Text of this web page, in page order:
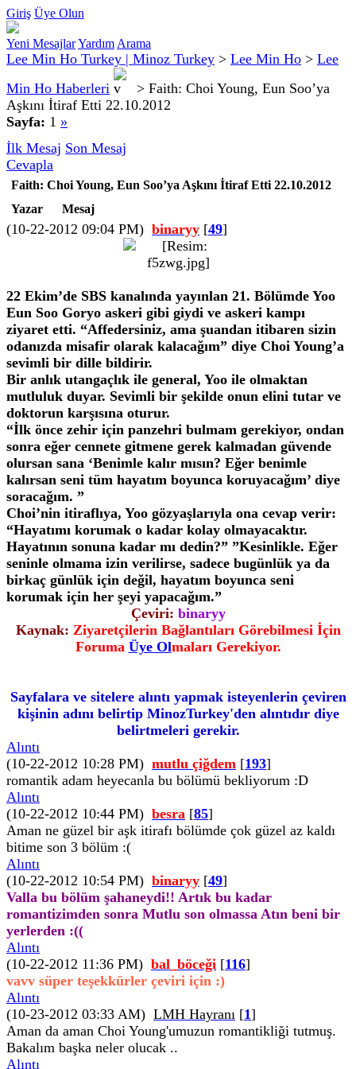
Giriş Üye Olun
Yeni MesajlarYardım Arama
Lee Min Ho Turkey | Minoz Turkey > Lee Min Ho > Lee
Min Ho Haberleri
> Faith: Choi Young, Eun Soo’ya
Aşkını İtiraf Etti 22.10.2012
Sayfa: 1 »
İlk Mesaj Son Mesaj
Cevapla
Faith: Choi Young, Eun Soo’ya Aşkını İtiraf Etti 22.10.2012
Yazar
Mesaj
(10-22-2012 09:04 PM) binaryy [49]
22 Ekim’de SBS kanalında yayınlan 21. Bölümde Yoo
Eun Soo Goryo askeri gibi giydi ve askeri kampı
ziyaret etti. “Affedersiniz, ama şuandan itibaren sizin
odanızda misafir olarak kalacağım” diye Choi Young’a
sevimli bir dille bildirir.
Bir anlık utangaçlık ile general, Yoo ile olmaktan
mutluluk duyar. Sevimli bir şekilde onun elini tutar ve
doktorun karşısına oturur.
“İlk önce zehir için panzehri bulmam gerekiyor, ondan
sonra eğer cennete gitmene gerek kalmadan güvende
olursan sana ‘Benimle kalır mısın? Eğer benimle
kalırsan seni tüm hayatım boyunca koruyacağım’ diye
soracağım. ”
Choi’nin itiraflıya, Yoo gözyaşlarıyla ona cevap verir:
“Hayatımı korumak o kadar kolay olmayacaktır.
Hayatının sonuna kadar mı dedin?” ”Kesinlikle. Eğer
seninle olmama izin verilirse, sadece bugünlük ya da
birkaç günlük için değil, hayatım boyunca seni
korumak için her şeyi yapacağım.”
Çeviri: binaryy
Kaynak: Ziyaretçilerin Bağlantıları Görebilmesi İçin
Foruma Üye Olmaları Gerekiyor.
Sayfalara ve sitelere alıntı yapmak isteyenlerin çeviren
kişinin adını belirtip MinozTurkey'den alıntıdır diye
belirtmeleri gerekir.
Alıntı
(10-22-2012 10:28 PM) mutlu çiğdem [193]
romantik adam heyecanla bu bölümü bekliyorum :D
Alıntı
(10-22-2012 10:44 PM) besra [85]
Aman ne güzel bir aşk itirafı bölümde çok güzel az kaldı
bitime son 3 bölüm :(
Alıntı
(10-22-2012 10:54 PM) binaryy [49]
Valla bu bölüm şahaneydi!! Artık bu kadar
romantizimden sonra Mutlu son olmassa Atın beni bir
yerlerden :((
Alıntı
(10-22-2012 11:36 PM) bal_böceği [116]
vavv süper teşekkürler çeviri için :)
Alıntı
(10-23-2012 03:33 AM) LMH Hayranı [1]
Aman da aman Choi Young'umuzun romantikliği tutmuş.
Bakalım başka neler olucak ..
Alıntı